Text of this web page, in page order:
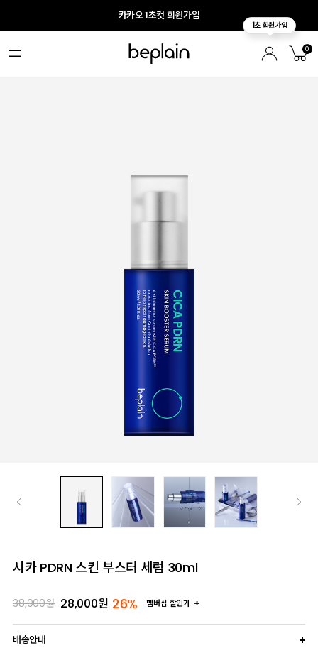
카카오 1초컷 회원가입
0
시카 PDRN 스킨 부스터 세럼 30ml
38,000원 28,000원 26% 멤버십 할인가
배송안내